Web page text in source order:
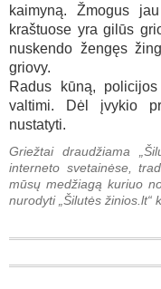
kaimyną. Žmogus
kraštuose yra gilūs
nuskendo žengęs
griovy.
Radus kūną,
valtimi. Dėl įvykio
nustatyti.
Griežtai draudžiama
interneto svetainėse,
mūsų medžiagą kuriuo
nurodyti „Šilutės žinios.lt“